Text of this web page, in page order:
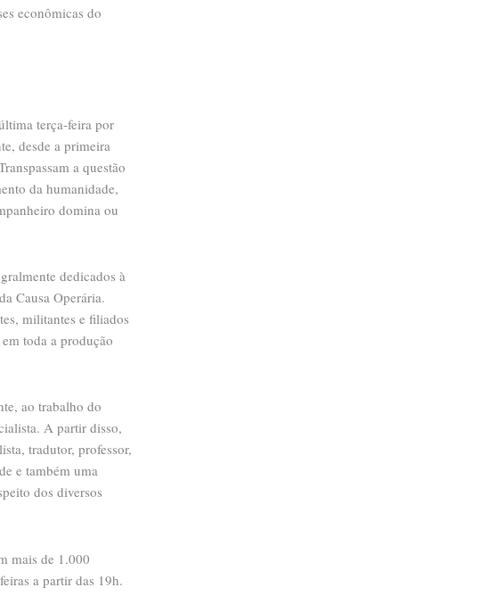
econômicas do
terça-feira por
desde a primeira
a questão
da humanidade,
domina ou
dedicados à
Causa Operária.
militantes e filiados
toda a produção
ao trabalho do
A partir disso,
tradutor, professor,
e também uma
dos diversos
mais de 1.000
a partir das 19h.